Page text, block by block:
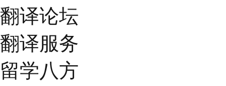
翻译论坛
翻译服务
留学八方